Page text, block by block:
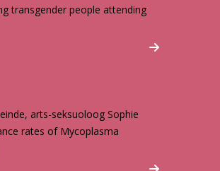
transgender people attending
arts-seksuoloog Sophie
rates of Mycoplasma